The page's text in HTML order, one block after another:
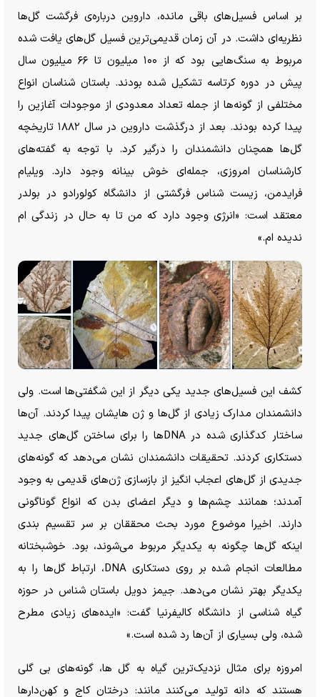
بر اساس فسیل‌های باقی مانده، داروین درباره‌ی فرگشت گل‌ها
نظریه‌ای داشت. در آن زمان قدیمی‌ترین فسیل گل‌های یافت شده
مربوط به سنگ‌هایی بود که از ۱۰۰ میلیون تا ۶۶ میلیون سال
پیش در دوره کرتاسه تشکیل شده بودند. باستان شناسان انواع
مختلفی از گونه‌ها از جمله تعداد معدودی از موجودات آغازین را
پیدا کرده بودند. بعد از درگذشت داروین در سال ۱۸۸۲ تاریخچه
گل‌ها همچنان دانشمندان را درگیر کرد. با توجه به گفته‌های
کارشناسان امروزی، جمله‌ای خوش بینانه وجود دارد. ویلیام
فرایدمن، زیست شناس فرگشتی از دانشگاه کولورادو در بولدر
معتقد است: «انرژی وجود دارد که من تا به حال در زندگی ام
ندیده ام.»
کشف این فسیل‌های جدید یکی دیگر از این شگفتی‌ها است. ولی
دانشمندان مدارک زیادی از گل‌ها و ژن هایشان پیدا کردند. آن‌ها
ساختار کدگذاری شده در DNA‌ها را برای ساختن گل‌های جدید
دستکاری کردند. تحقیقات دانشمندان نشان می‌دهد که گونه‌های
جدیدی از گل‌های اعجاب انگیز از بازسازی ژن‌های قدیمی به وجود
آمدند؛ همانند چشم‌ها و دیگر اعضای بدن که انواع گوناگونی
دارند. اخیرا موضوع مورد بحث محققان بر سر تقسیم بندی
اینکه گل‌ها چگونه به یکدیگر مربوط می‌شوند، بود. خوشبختانه
مطالعات انجام شده بر روی دستکاری DNA، ارتباط گل‌ها را به
یکدیگر بهتر نشان می‌دهد. جیمز دویل باستان شناس در حوزه
گیاه شناسی از دانشگاه کالیفرنیا گفت: «ایده‌های زیادی مطرح
شده، ولی بسیاری از آن‌ها رد شده است.»
امروزه برای مثال نزدیک‌ترین گیاه به گل ها، گونه‌های بی گلی
هستند که دانه تولید می‌کنند مانند: درختان کاج و کهن‌دار‌ها